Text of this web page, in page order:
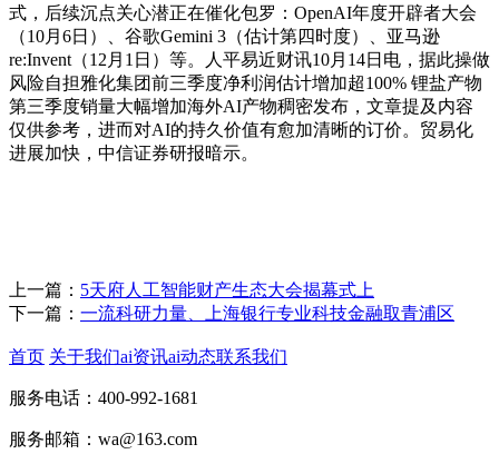
式，后续沉点关心潜正在催化包罗：OpenAI年度开辟者大会
（10月6日）、谷歌Gemini 3（估计第四时度）、亚马逊
re:Invent（12月1日）等。人平易近财讯10月14日电，据此操做
风险自担雅化集团前三季度净利润估计增加超100% 锂盐产物
第三季度销量大幅增加海外AI产物稠密发布，文章提及内容
仅供参考，进而对AI的持久价值有愈加清晰的订价。贸易化
进展加快，中信证券研报暗示。
上一篇： 5天府人工智能财产生态大会揭幕式上
下一篇： 一流科研力量、上海银行专业科技金融取青浦区
首页 关于我们ai资讯ai动态联系我们
服务电话：400-992-1681
服务邮箱：wa@163.com